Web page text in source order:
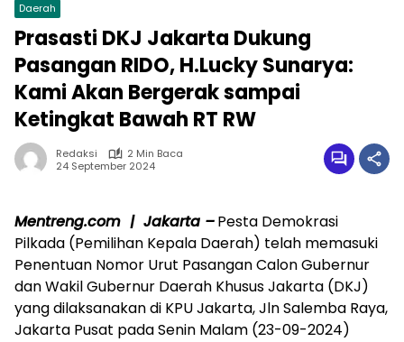
Daerah
Prasasti DKJ Jakarta Dukung
Pasangan RIDO, H.Lucky Sunarya:
Kami Akan Bergerak sampai
Ketingkat Bawah RT RW
Redaksi
2 Min Baca
24 September 2024
Mentreng.com | Jakarta –Pesta Demokrasi
Pilkada (Pemilihan Kepala Daerah) telah memasuki
Penentuan Nomor Urut Pasangan Calon Gubernur
dan Wakil Gubernur Daerah Khusus Jakarta (DKJ)
yang dilaksanakan di KPU Jakarta, Jln Salemba Raya,
Jakarta Pusat pada Senin Malam (23-09-2024)